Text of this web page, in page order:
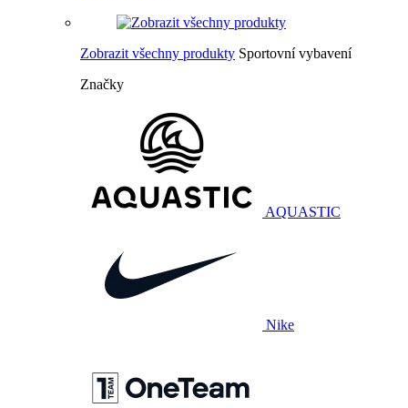
Zobrazit všechny produkty Sportovní vybavení
Značky
AQUASTIC
Nike